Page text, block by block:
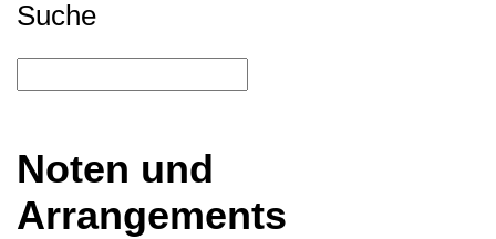
Suche
Noten und
Arrangements